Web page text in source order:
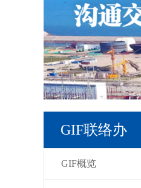
GIF联络办
GIF概览